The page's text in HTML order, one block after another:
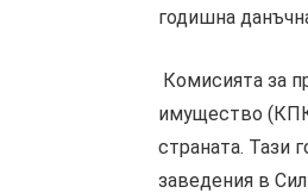
годишна
Комисията за
имущество
страната. Тази
заведения в